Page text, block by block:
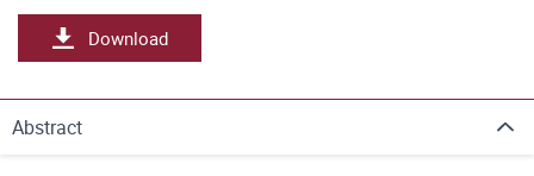
Download
Abstract